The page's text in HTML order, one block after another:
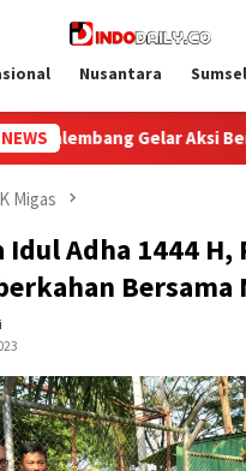
Nusantara Sumsel
Semangat Gotong
Migas
Idul Adha 1444 H,
Bersama